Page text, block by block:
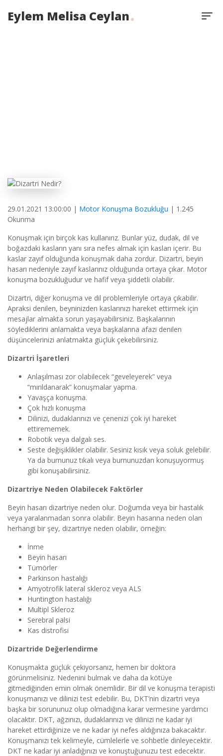
Eylem Melisa Ceylan
29.01.2021 13:00:00 | Motor Konuşma Bozukluğu | 1.245
Okunma
Konuşmak için birçok kas kullanırız. Bunlar yüz, dudak, dil ve
boğazdaki kasların yanı sıra nefes almak için kasları içerir. Bu
kaslar zayıf olduğunda konuşmak daha zordur. Dizartri, beyin
hasarı nedeniyle zayıf kaslarınız olduğunda ortaya çıkar. Motor
konuşma bozukluğudur ve hafif veya şiddetli olabilir.
Dizartri, diğer konuşma ve dil problemleriyle ortaya çıkabilir.
Apraksi denilen, beyninizden kaslarınızı hareket ettirmek için
mesajlar almakta sorun yaşayabilirsiniz. Başkalarının
söylediklerini anlamakta veya başkalarına afazi denilen
düşüncelerinizi anlatmakta güçlük çekebilirsiniz.
Dizartri İşaretleri
Anlaşılması zor olabilecek “geveleyerek” veya
“mırıldanarak” konuşmalar yapma.
Yavaşça konuşma.
Çok hızlı konuşma
Dilinizi, dudaklarınızı ve çenenizi çok iyi hareket
ettirememek.
Robotik veya dalgalı ses.
Seste değişiklikler olabilir. Sesiniz kısık veya soluk gelebilir.
Ya da burnunuz tıkalı veya burnunuzdan konuşuyormuş
gibi konuşabilirsiniz.
Dizartriye Neden Olabilecek Faktörler
Beyin hasarı dizartriye neden olur. Doğumda veya bir hastalık
veya yaralanmadan sonra olabilir. Beyin hasarına neden olan
herhangi bir şey, dizartriye neden olabilir, örneğin:
İnme
Beyin hasarı
Tümörler
Parkinson hastalığı
Amyotrofik lateral skleroz veya ALS
Huntington hastalığı
Multipl Skleroz
Serebral palsi
Kas distrofisi
Dizartride Değerlendirme
Konuşmakta güçlük çekiyorsanız, hemen bir doktora
görünmelisiniz. Nedenini bulmak ve daha da kötüye
gitmediğinden emin olmak önemlidir. Bir dil ve konuşma terapisti
konuşmanızı ve dilinizi test edebilir. Bu, DKT’nin dizartri veya
başka bir sorununuz olup olmadığına karar vermesine yardımcı
olacaktır. DKT, ağzınızı, dudaklarınızı ve dilinizi ne kadar iyi
hareket ettirdiğinize ve ne kadar iyi nefes aldığınıza bakacaktır.
Konuşmanızı tek kelimeyle, cümlelerle ve sohbetle dinleyecektir.
DKT ne kadar iyi anladığınızı ve konuştuğunuzu test edecektir.